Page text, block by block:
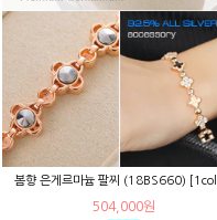
봄향 은게르마늄 팔찌 (18BS660)
504,000원